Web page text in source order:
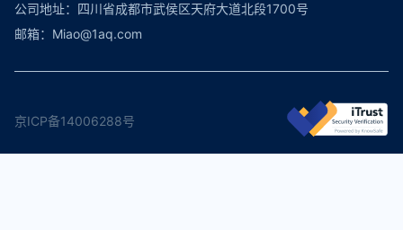
公司地址：四川省成都市武侯区天府大道北段1700号
邮箱：Miao@1aq.com
京ICP备14006288号